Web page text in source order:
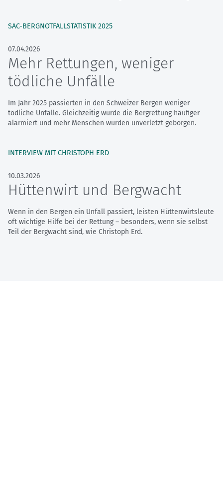
SAC-BERGNOTFALLSTATISTIK 2025
07.04.2026
Mehr Rettungen, weniger
tödliche Unfälle
Im Jahr 2025 passierten in den Schweizer Bergen weniger
tödliche Unfälle. Gleichzeitig wurde die Bergrettung häufiger
alarmiert und mehr Menschen wurden unverletzt geborgen.
INTERVIEW MIT CHRISTOPH ERD
10.03.2026
Hüttenwirt und Bergwacht
Wenn in den Bergen ein Unfall passiert, leisten Hüttenwirtsleute
oft wichtige Hilfe bei der Rettung – besonders, wenn sie selbst
Teil der Bergwacht sind, wie Christoph Erd.